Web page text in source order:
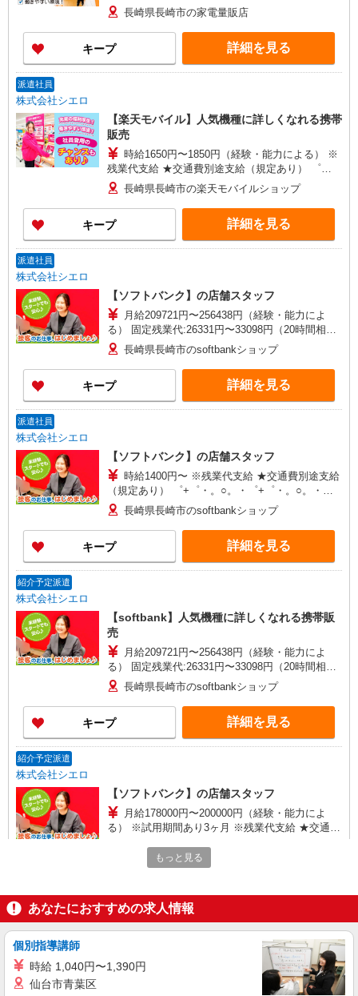
+゜・。○。・゜+゜・。○。・゜+゜ 入社祝い金10
万円支給(規定有) お友達を紹介頂くと, インセンテ
ィブ支給(規定有) ★月2回払い・週払い可能（規程
有）★ ゜・。○。・゜+゜・。○。・゜+゜
長崎県長崎市の家電量販店
キープ 詳細を見る
派遣社員
株式会社シエロ
【楽天モバイル】人気機種に詳しくなれる携帯
販売
時給1650円〜1850円（経験・能力による） ※
残業代支給 ★交通費別途支給（規定あり） ゜
+゜・。○。・゜+゜・。○。・゜+゜ 入社祝い金10
万円支給(規定有) お友達を紹介頂くと, インセンテ
ィブ支給(規定有) ★月2回払い・週払い可能（規程
有）★ ゜・。○。・゜+゜・。○。・゜+゜
長崎県長崎市の楽天モバイルショップ
キープ 詳細を見る
派遣社員
株式会社シエロ
【ソフトバンク】の店舗スタッフ
月給209721円〜256438円（経験・能力によ
る） 固定残業代:26331円〜33098円（20時間相
当） ＊時間外手当は時間外労働の有無にかかわら
ず、固定残業代として支給し、相当時間を超える
時間外労働分は法定どおり追加で支給します。 ※
試用期間あり3ヶ月 ※残業代支給 ★交通費別途支
給（規定あり） ゜+゜・。○。・゜+゜・。
長崎県長崎市のsoftbankショップ
キープ 詳細を見る
派遣社員
株式会社シエロ
【ソフトバンク】の店舗スタッフ
時給1400円〜 ※残業代支給 ★交通費別途支給
（規定あり） ゜+゜・。○。・゜+゜・。○。・゜
+゜ 入社祝い金10万円支給(規定有) お友達を紹介
頂くと, インセンティブ支給(規定有) ★月2回払
い・週払い可能（規程有）★ ゜・。○。・゜
+゜・。○。・゜+゜
長崎県長崎市のsoftbankショップ
キープ 詳細を見る
紹介予定派遣
株式会社シエロ
【softbank】人気機種に詳しくなれる携帯販
売
月給209721円〜256438円（経験・能力によ
る） 固定残業代:26331円〜33098円（20時間相
当） ＊時間外手当は時間外労働の有無にかかわら
ず、固定残業代として支給し、相当時間を超える
時間外労働分は法定どおり追加で支給します。 ※
試用期間あり3ヶ月 ※残業代支給 ★交通費別途支
給（規定あり） ゜+゜・。○。・゜+゜・。
長崎県長崎市のsoftbankショップ
キープ 詳細を見る
紹介予定派遣
株式会社シエロ
【ソフトバンク】の店舗スタッフ
月給178000円〜200000円（経験・能力によ
る） ※試用期間あり3ヶ月 ※残業代支給 ★交通費
○。・゜+゜ 入社祝い金10万円支給(規定有) お友達
を紹介頂くと, インセンティブ支給(規定有) ゜・。
長崎県長崎市のsoftbankショップ
【softbank】の携帯販売スタッフ
月給178000円〜200000円（経験・能力によ
る） ※試用期間あり3ヶ月 ※残業代支給 ★交通費
もっと見る
あなたにおすすめの求人情報
個別指導講師
時給 1,040円〜1,390円
仙台市青葉区